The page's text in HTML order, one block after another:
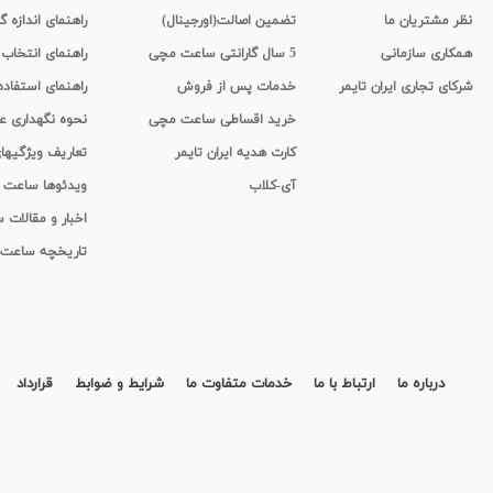
نظر مشتریان ما
همکاری سازمانی
شرکای تجاری ایران تایمر
تضمین اصالت(اورجینال)
5 سال گارانتی ساعت مچی
خدمات پس از فروش
خرید اقساطی ساعت مچی
کارت هدیه ایران تایمر
آی-کلاب
راهنمای اندازه
راهنمای
راهنمای
نحوه نگهداری
تعاریف
ویدئوها
اخبار و
تاریخچه ساعت
درباره ما ارتباط با ما خدمات متفاوت ما شرایط و ضوابط قرارداد